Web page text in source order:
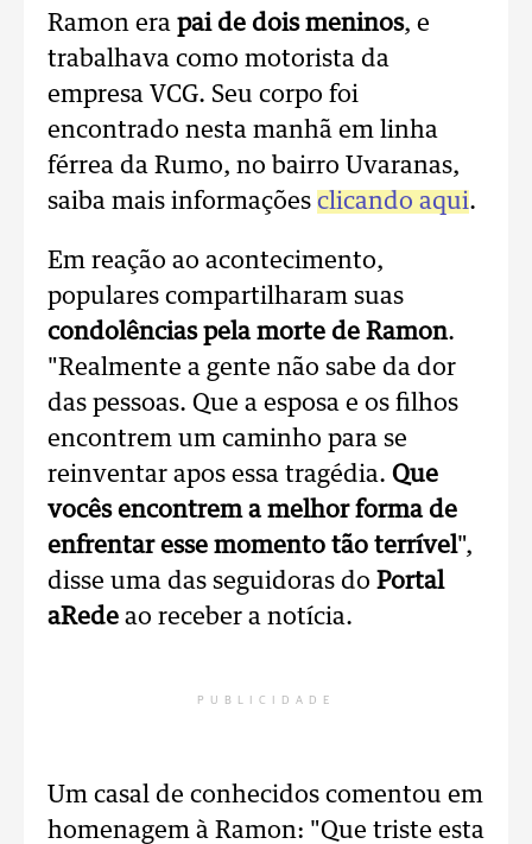
Ramon era pai de dois meninos, e
trabalhava como motorista da
empresa VCG. Seu corpo foi
encontrado nesta manhã em linha
férrea da Rumo, no bairro Uvaranas,
saiba mais informações clicando aqui.
Em reação ao acontecimento,
populares compartilharam suas
condolências pela morte de Ramon.
"Realmente a gente não sabe da dor
das pessoas. Que a esposa e os filhos
encontrem um caminho para se
reinventar apos essa tragédia. Que
vocês encontrem a melhor forma de
enfrentar esse momento tão terrível",
disse uma das seguidoras do Portal
aRede ao receber a notícia.
PUBLICIDADE
Um casal de conhecidos comentou em
homenagem à Ramon: "Que triste esta